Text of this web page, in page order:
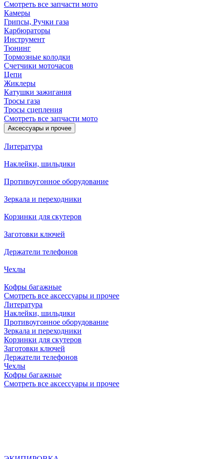
Смотреть все запчасти мото
Камеры
Грипсы, Ручки газа
Карбюраторы
Инструмент
Тюнинг
Тормозные колодки
Счетчики моточасов
Цепи
Жиклеры
Катушки зажигания
Тросы газа
Тросы сцепления
Смотреть все запчасти мото
Аксессуары и прочее
Литература
Наклейки, шильдики
Противоугонное оборудование
Зеркала и переходники
Корзинки для скутеров
Заготовки ключей
Держатели телефонов
Чехлы
Кофры багажные
Смотреть все аксессуары и прочее
Литература
Наклейки, шильдики
Противоугонное оборудование
Зеркала и переходники
Корзинки для скутеров
Заготовки ключей
Держатели телефонов
Чехлы
Кофры багажные
Смотреть все аксессуары и прочее